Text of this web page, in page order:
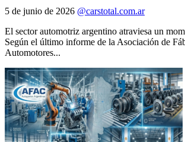
5 de junio de 2026 @carstotal.com.ar
El sector automotriz argentino atraviesa un
Según el último informe de la Asociación de
Automotores...